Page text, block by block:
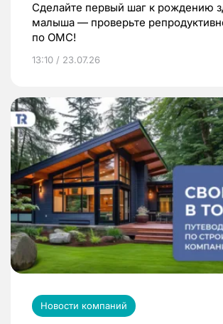
Сделайте первый шаг к рождению
малыша — проверьте
по ОМС!
13:10 / 23.07.26
Новости компаний